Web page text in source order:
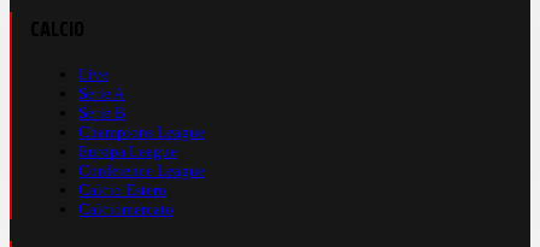
Live
Serie A
Serie B
Champions League
Europa League
Conference League
Calcio Estero
Calciomercato